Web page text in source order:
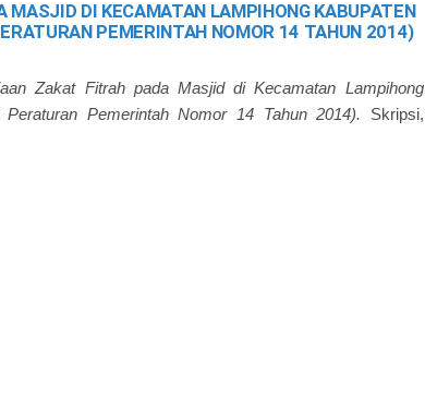
DI KECAMATAN LAMPIHONG KABUPATEN
PEMERINTAH NOMOR 14 TAHUN 2014)
Zakat Fitrah pada Masjid di Kecamatan Lampihong
Pemerintah Nomor 14 Tahun 2014).
Skripsi,